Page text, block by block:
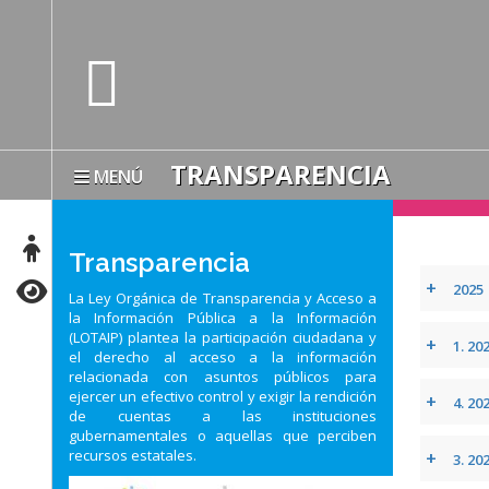
MENÚ TRANSPARENCIA
Transparencia
La Ley Orgánica de Transparencia y Acceso a
la Información Pública a la Información
(LOTAIP) plantea la participación ciudadana y
el derecho al acceso a la información
relacionada con asuntos públicos para
ejercer un efectivo control y exigir la rendición
de cuentas a las instituciones
gubernamentales o aquellas que perciben
recursos estatales.
+ 2025
+ 1.
+ 4.
+ 3.